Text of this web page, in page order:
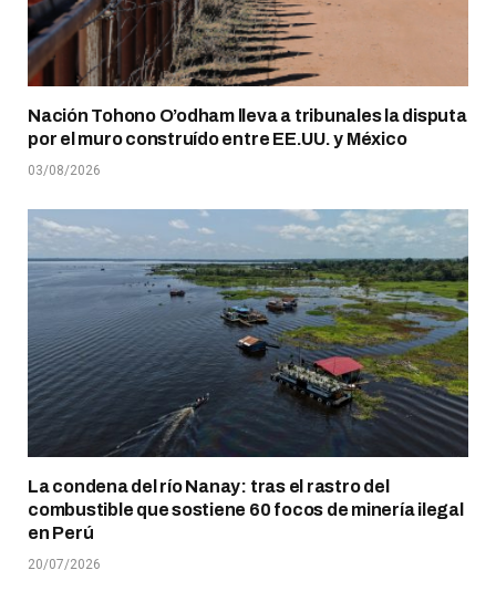
Nación Tohono O’odham lleva a tribunales la disputa
por el muro construído entre EE.UU. y México
03/08/2026
La condena del río Nanay: tras el rastro del
combustible que sostiene 60 focos de minería ilegal
en Perú
20/07/2026